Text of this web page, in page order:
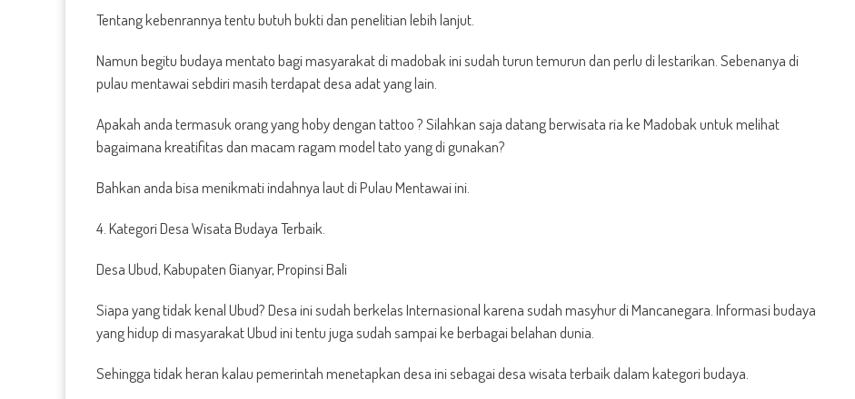
Tentang kebenrannya tentu butuh bukti dan penelitian lebih lanjut.
Namun begitu budaya mentato bagi masyarakat di madobak ini sudah turun temurun dan perlu di lestarikan. Sebenanya di
pulau mentawai sebdiri masih terdapat desa adat yang lain.
Apakah anda termasuk orang yang hoby dengan tattoo ? Silahkan saja datang berwisata ria ke Madobak untuk melihat
bagaimana kreatifitas dan macam ragam model tato yang di gunakan?
Bahkan anda bisa menikmati indahnya laut di Pulau Mentawai ini.
4. Kategori Desa Wisata Budaya Terbaik.
Desa Ubud, Kabupaten Gianyar, Propinsi Bali
Siapa yang tidak kenal Ubud? Desa ini sudah berkelas Internasional karena sudah masyhur di Mancanegara. Informasi budaya
yang hidup di masyarakat Ubud ini tentu juga sudah sampai ke berbagai belahan dunia.
Sehingga tidak heran kalau pemerintah menetapkan desa ini sebagai desa wisata terbaik dalam kategori budaya.